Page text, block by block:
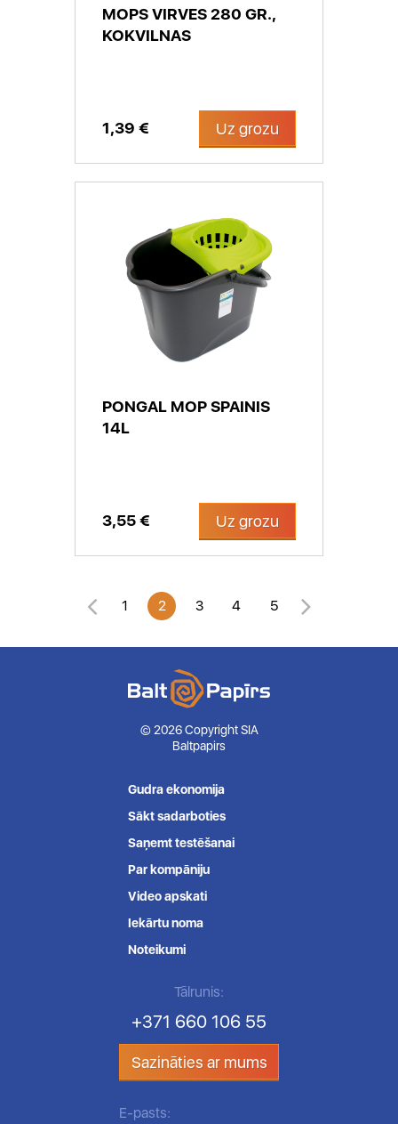
MOPS VIRVES 280 GR.,
KOKVILNAS
1,39 € Uz grozu
PONGAL MOP SPAINIS
14L
3,55 € Uz grozu
1 2 3 4 5
© 2026 Copyright SIA
Baltpapirs
Gudra ekonomija
Sākt sadarboties
Saņemt testēšanai
Par kompāniju
Video apskati
Iekārtu noma
Noteikumi
Tālrunis:
+371 660 106 55
Sazināties ar mums
E-pasts: